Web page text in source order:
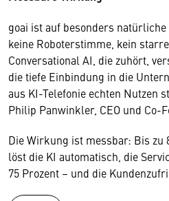
goai ist auf besonders
keine Roboterstimme, kein
Conversational AI, die zuhört,
die tiefe Einbindung in die
aus KI-Telefonie echten Nutzen
Philip Panwinkler, CEO und Co-
Die Wirkung ist messbar: Bis zu
löst die KI automatisch, die
75 Prozent – und die